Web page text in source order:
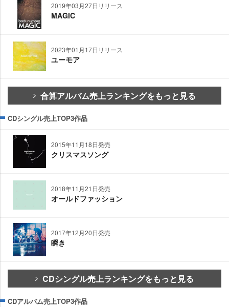
2019年03月27日リリース
MAGIC
2023年01月17日リリース
ユーモア
合算アルバム売上ランキングをもっと見る
CDシングル売上TOP3作品
2015年11月18日発売
クリスマスソング
2018年11月21日発売
オールドファッション
2017年12月20日発売
瞬き
CDシングル売上ランキングをもっと見る
CDアルバム売上TOP3作品